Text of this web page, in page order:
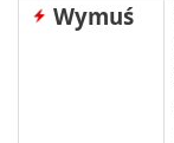
Wymuś